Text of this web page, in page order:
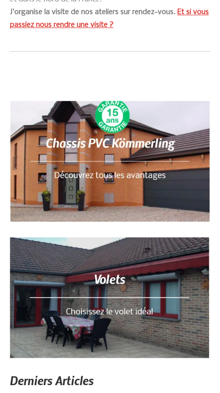
J'organise la visite de nos ateliers sur rendez-vous. Et si vous
passiez nous rendre une visite ?
Derniers Articles